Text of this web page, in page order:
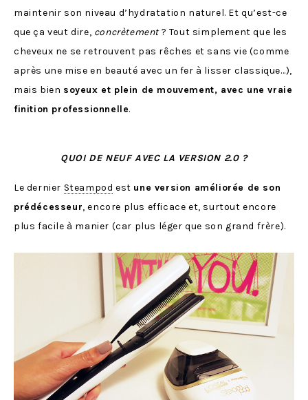
maintenir son niveau d’hydratation naturel. Et qu’est-ce
que ça veut dire, concrètement? Tout simplement que les
cheveux ne se retrouvent pas rêches et sans vie (comme
après une mise en beauté avec un fer à lisser classique…),
mais bien soyeux et plein de mouvement, avec une vraie
finition professionnelle.
QUOI DE NEUF AVEC LA VERSION 2.0 ?
Le dernier Steampod est une version améliorée de son
prédécesseur, encore plus efficace et, surtout encore
plus facile à manier (car plus léger que son grand frère).